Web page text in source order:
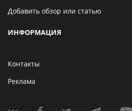
Добавить обзор или статью
ИНФОРМАЦИЯ
Контакты
Реклама